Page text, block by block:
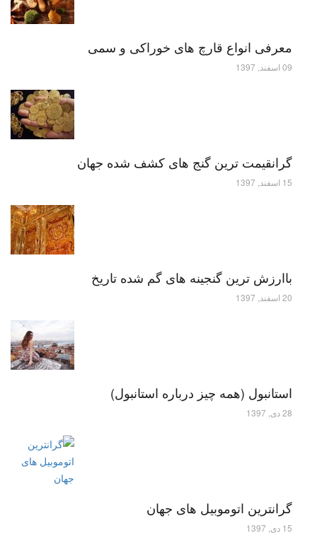
معرفی انواع قارچ های خوراکی و سمی
09 اسفند, 1397
گرانقیمت ترین گنج های کشف شده جهان
15 اسفند, 1397
باارزش ترین گنجینه های گم شده تاریخ
20 اسفند, 1397
استانبول (همه چیز درباره استانبول)
28 دی, 1397
گرانترین اتوموبیل های جهان
15 دی, 1397